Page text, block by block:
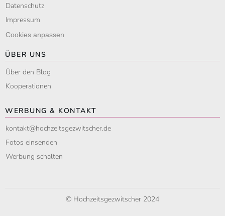
Datenschutz
Impressum
Cookies anpassen
ÜBER UNS
Über den Blog
Kooperationen
WERBUNG & KONTAKT
kontakt@hochzeitsgezwitscher.de
Fotos einsenden
Werbung schalten
© Hochzeitsgezwitscher 2024